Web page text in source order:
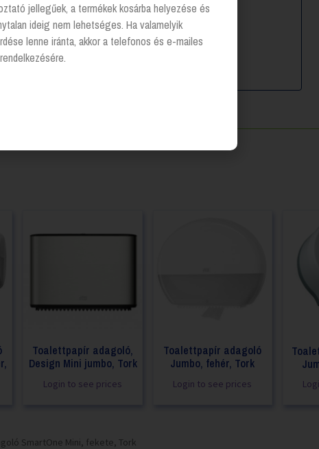
Mini SmartOne,
Tork
Toalettpapír adagoló,
Design Mini jumbo, Tork
Login to see prices
Toalettpapír adagoló
Jumbo, fehér, Tork
Login to see prices
SmartOne Mini, fekete, Tork
jellegűek, a termékek kosárba helyezése és
ideig nem lehetséges. Ha valamelyik
lenne iránta, akkor a telefonos és e-mailes